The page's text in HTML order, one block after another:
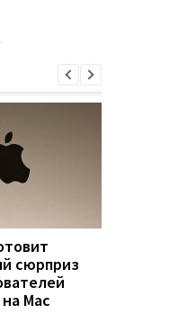
сюрприз
Mac